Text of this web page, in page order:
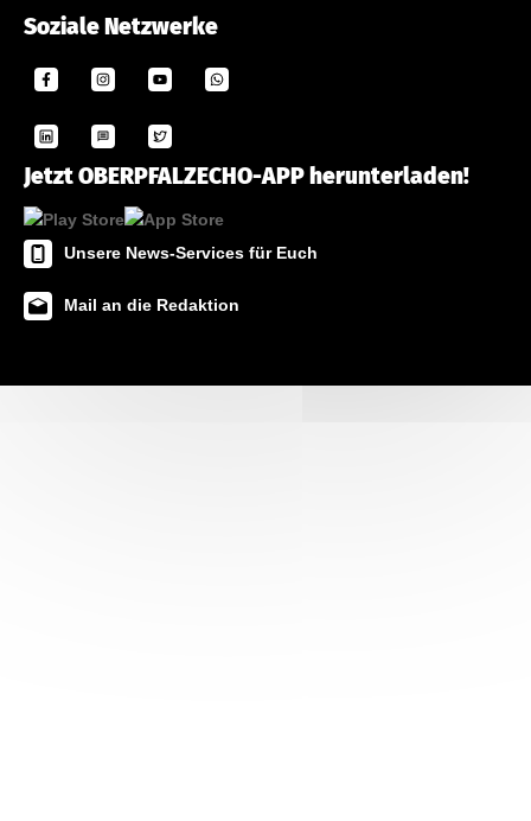
Soziale Netzwerke
Jetzt OBERPFALZECHO-APP herunterladen!
Unsere News-Services für Euch
Mail an die Redaktion